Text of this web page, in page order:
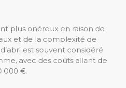
plus onéreux en raison de
et de la complexité de
est souvent considéré
avec des coûts allant de
000 €.